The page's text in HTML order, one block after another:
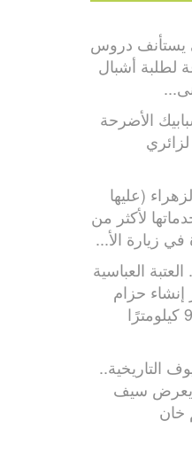
يستأنف دروس
لطلبة أشبال
الأضرحة
(عليها
لأكثر من
العباسية
إنشاء حزام
أخضر بطول 90 كيلومترًا
التاريخية..
يعرض سيف
خان